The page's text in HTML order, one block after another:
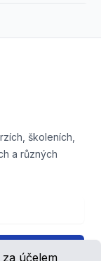
účelem
školeních,
a různých